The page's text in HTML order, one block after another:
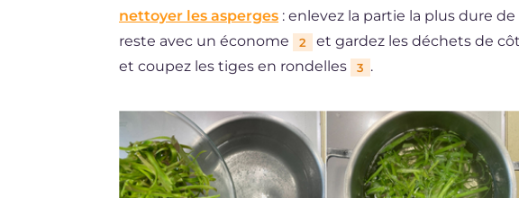
nettoyer les asperges : enlevez la partie la plus dure
reste avec un économe
2
et gardez les déchets de
et coupez les tiges en rondelles
3 .